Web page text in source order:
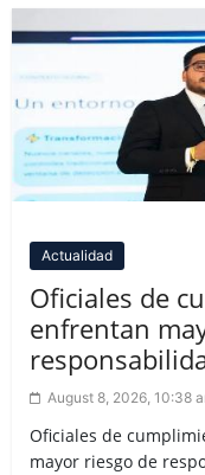
Actualidad
Oficiales de
enfrentan
August 8, 2026, 10:38
Oficiales de
mayor riesgo de